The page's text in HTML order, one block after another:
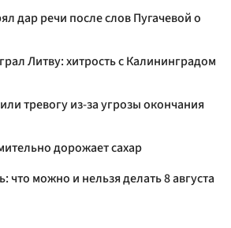
дар речи после слов Пугачевой о
Литву: хитрость с Калининградом
тревогу из-за угрозы окончания
дорожает сахар
что можно и нельзя делать 8 августа